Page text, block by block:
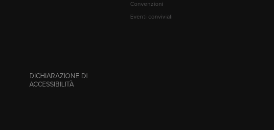
Convenzioni
Eventi conviviali
DICHIARAZIONE DI
ACCESSIBILITÀ